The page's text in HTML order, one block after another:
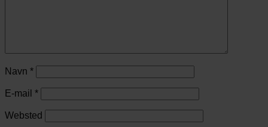
Navn *
E-mail *
Websted